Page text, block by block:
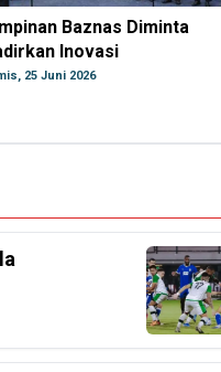
Baznas Diminta
Inovasi
25 Juni 2026